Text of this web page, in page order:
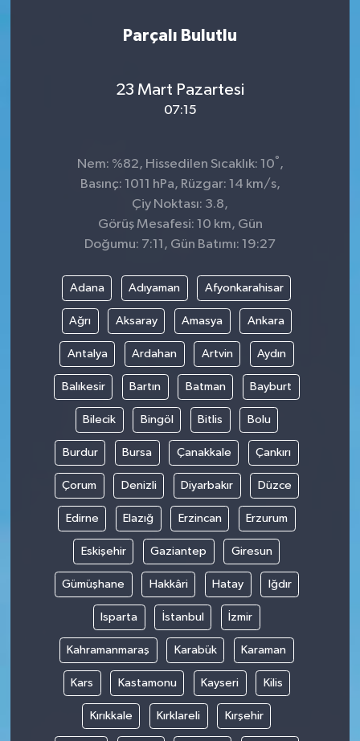
Parçalı Bulutlu
23 Mart Pazartesi
07:15
Nem: %82, Hissedilen Sıcaklık: 10° ,
Basınç: 1011 hPa, Rüzgar: 14 km/s,
Çiy Noktası: 3.8,
Görüş Mesafesi: 10 km, Gün
Doğumu: 7:11, Gün Batımı: 19:27
Adana Adıyaman Afyonkarahisar
Ağrı Aksaray Amasya Ankara
Antalya Ardahan Artvin Aydın
Balıkesir Bartın Batman Bayburt
Bilecik Bingöl Bitlis Bolu
Burdur Bursa Çanakkale Çankırı
Çorum Denizli Diyarbakır Düzce
Edirne Elazığ Erzincan Erzurum
Eskişehir Gaziantep Giresun
Gümüşhane Hakkâri Hatay Iğdır
Isparta İstanbul İzmir
Kahramanmaraş Karabük Karaman
Kars Kastamonu Kayseri Kilis
Kırıkkale Kırklareli Kırşehir